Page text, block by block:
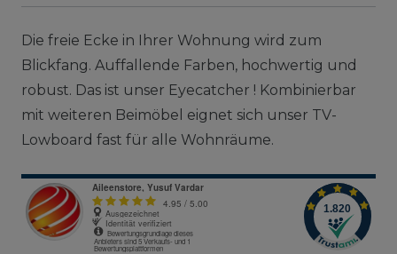
Die freie Ecke in Ihrer Wohnung wird zum
Blickfang. Auffallende Farben, hochwertig und
robust. Das ist unser Eyecatcher ! Kombinierbar
mit weiteren Beimöbel eignet sich unser TV-
Lowboard fast für alle Wohnräume.